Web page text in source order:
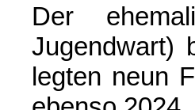
Der
Jugendwart)
legten neun